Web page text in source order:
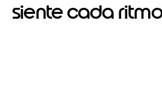
siente cada ritmo